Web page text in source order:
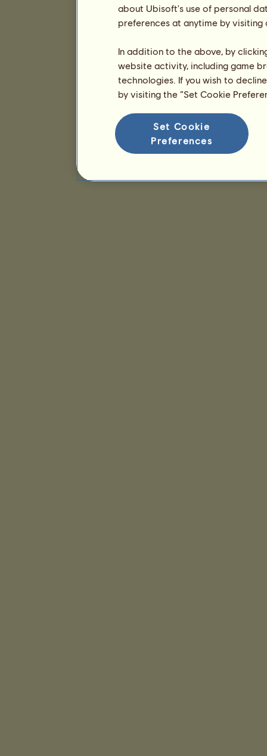
about Ubisoft's use of personal
preferences at anytime by
In addition to the above, by
website activity, including game
technologies. If you wish to
by visiting the “Set Cookie
Set Cookie
Preferences